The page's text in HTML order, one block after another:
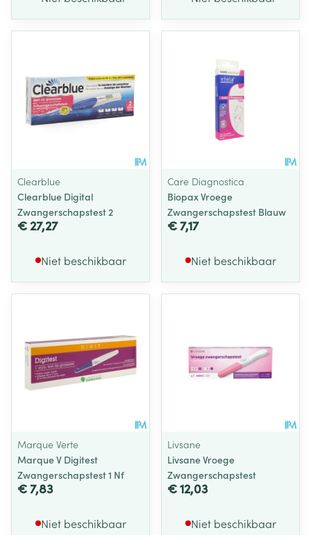
Clearblue
Clearblue Digital
Zwangerschapstest 2
€ 27,27
Niet beschikbaar
Care Diagnostica
Biopax Vroege
Zwangerschapstest Blauw
€ 7,17
Niet beschikbaar
Marque Verte
Marque V Digitest
Zwangerschapstest 1 Nf
€ 7,83
Niet beschikbaar
Livsane
Livsane Vroege
Zwangerschapstest
€ 12,03
Niet beschikbaar